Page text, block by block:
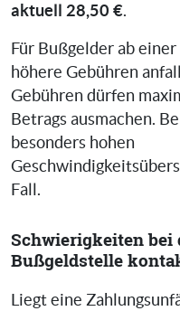
aktuell 28,50 €.
Für Bußgelder ab
höhere Gebühren
Gebühren dürfen
Betrags ausmachen.
besonders hohen
Fall.
Schwierigkeiten bei
Bußgeldstelle
Liegt eine